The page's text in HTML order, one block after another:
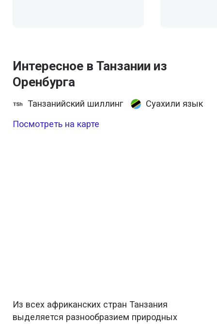
Интересное в Танзании из
Оренбурга
Танзанийский шиллинг
Суахили язык
Посмотреть на карте
Из всех африканских стран Танзания
выделяется разнообразием природных